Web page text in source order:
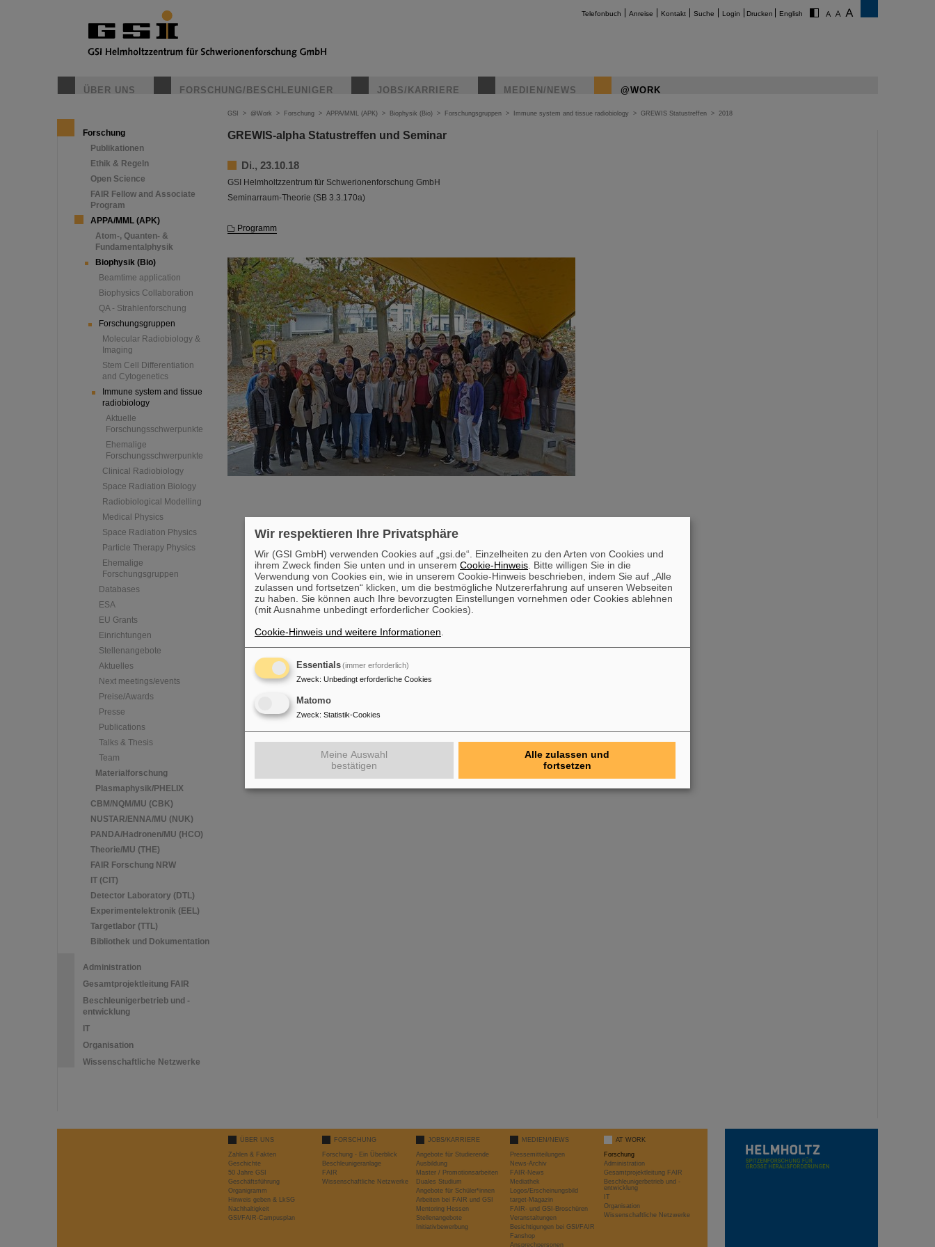
Telefonbuch Anreise Kontakt Suche Login Drucken English
ÜBER UNS FORSCHUNG/BESCHLEUNIGER JOBS/KARRIERE MEDIEN/NEWS @WORK
Forschung
Publikationen
Ethik & Regeln
Open Science
FAIR Fellow and Associate
Program
APPA/MML (APK)
Atom-, Quanten- &
Fundamentalphysik
Biophysik (Bio)
Beamtime application
Biophysics Collaboration
QA - Strahlenforschung
Forschungsgruppen
Molecular Radiobiology &
Imaging
Stem Cell Differentiation
and Cytogenetics
Immune system and tissue
radiobiology
Aktuelle
Forschungsschwerpunkte
Ehemalige
Forschungsschwerpunkte
Clinical Radiobiology
Space Radiation Biology
Radiobiological Modelling
Medical Physics
Space Radiation Physics
Particle Therapy Physics
Ehemalige
Forschungsgruppen
Databases
ESA
EU Grants
Einrichtungen
Stellenangebote
Aktuelles
Next meetings/events
Preise/Awards
Presse
Publications
Talks & Thesis
Team
Materialforschung
Plasmaphysik/PHELIX
CBM/NQM/MU (CBK)
NUSTAR/ENNA/MU (NUK)
PANDA/Hadronen/MU (HCO)
Theorie/MU (THE)
FAIR Forschung NRW
IT (CIT)
Detector Laboratory (DTL)
Experimentelektronik (EEL)
Targetlabor (TTL)
Bibliothek und Dokumentation
Administration
Gesamtprojektleitung FAIR
Beschleunigerbetrieb und -
entwicklung
IT
Organisation
Wissenschaftliche Netzwerke
GSI > @Work > Forschung > APPA/MML (APK) > Biophysik (Bio) > Forschungsgruppen > Immune system and tissue radiobiology > GREWIS Statustreffen > 2018
GREWIS-alpha Statustreffen und Seminar
Di., 23.10.18
GSI Helmholtzzentrum für Schwerionenforschung GmbH
Seminarraum-Theorie (SB 3.3.170a)
Programm
ÜBER UNS
Zahlen & Fakten
Geschichte
50 Jahre GSI
Geschäftsführung
Organigramm
Hinweis geben & LkSG
Nachhaltigkeit
GSI/FAIR-Campusplan
FORSCHUNG
Forschung - Ein Überblick
Beschleunigeranlage
FAIR
Wissenschaftliche Netzwerke
JOBS/KARRIERE
Angebote für Studierende
Ausbildung
Master / Promotionsarbeiten
Duales Studium
Angebote für Schüler*innen
Arbeiten bei FAIR und GSI
Mentoring Hessen
Stellenangebote
Initiativbewerbung
MEDIEN/NEWS
Pressemitteilungen
News-Archiv
FAIR-News
Mediathek
Logos/Erscheinungsbild
target-Magazin
FAIR- und GSI-Broschüren
Veranstaltungen
Besichtigungen bei GSI/FAIR
Fanshop
Ansprechpersonen
AT WORK
Forschung
Administration
Gesamtprojektleitung FAIR
Beschleunigerbetrieb und -
entwicklung
IT
Organisation
Wissenschaftliche Netzwerke
Wir respektieren Ihre Privatsphäre
Wir (GSI GmbH) verwenden Cookies auf „gsi.de“. Einzelheiten zu den Arten von Cookies und
ihrem Zweck finden Sie unten und in unserem Cookie-Hinweis . Bitte willigen Sie in die
Verwendung von Cookies ein, wie in unserem Cookie-Hinweis beschrieben, indem Sie auf „Alle
zulassen und fortsetzen“ klicken, um die bestmögliche Nutzererfahrung auf unseren Webseiten
zu haben. Sie können auch Ihre bevorzugten Einstellungen vornehmen oder Cookies ablehnen
(mit Ausnahme unbedingt erforderlicher Cookies).
Cookie-Hinweis und weitere Informationen
Essentials(immer erforderlich)
Zweck: Unbedingt erforderliche Cookies
Matomo
Zweck: Statistik-Cookies
Meine Auswahl
bestätigen
Alle zulassen und
fortsetzen